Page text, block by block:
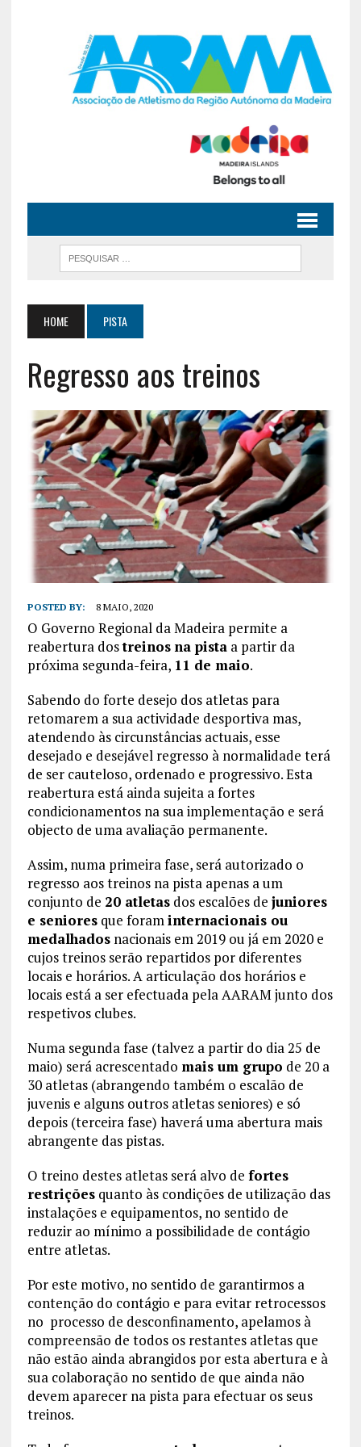
HOME PISTA
Regresso aos treinos
POSTED BY: 8 MAIO, 2020
O Governo Regional da Madeira permite a
reabertura dostreinos na pistaa partir da
próxima segunda-feira, 11 de maio.
Sabendo do forte desejo dos atletas para
retomarem a sua actividade desportiva mas,
atendendo às circunstâncias actuais, esse
desejado e desejável regresso à normalidade terá
de ser cauteloso, ordenado e progressivo. Esta
reabertura está ainda sujeita a fortes
condicionamentos na sua implementação e será
objecto de uma avaliação permanente.
Assim, numa primeira fase, será autorizado o
regresso aos treinos na pista apenas a um
conjunto de 20 atletasdos escalões de juniores
e senioresque foraminternacionais ou
medalhadosnacionais em 2019 ou já em 2020 e
cujos treinos serão repartidos por diferentes
locais e horários. A articulação dos horários e
locais está a ser efectuada pela AARAM junto dos
respetivos clubes.
Numa segunda fase (talvez a partir do dia 25 de
maio) será acrescentado mais um grupo de 20 a
30 atletas (abrangendo também o escalão de
juvenis e alguns outros atletas seniores) e só
depois (terceira fase) haverá uma abertura mais
abrangente das pistas.
O treino destes atletas será alvo de fortes
restriçõesquanto às condições de utilização das
instalações e equipamentos, no sentido de
reduzir ao mínimo a possibilidade de contágio
entre atletas.
Por este motivo, no sentido de garantirmos a
contenção do contágio e para evitar retrocessos
no processo de desconfinamento, apelamos à
compreensão de todos os restantes atletas que
não estão ainda abrangidos por esta abertura e à
sua colaboração no sentido de que ainda não
devem aparecer na pista para efectuar os seus
treinos.